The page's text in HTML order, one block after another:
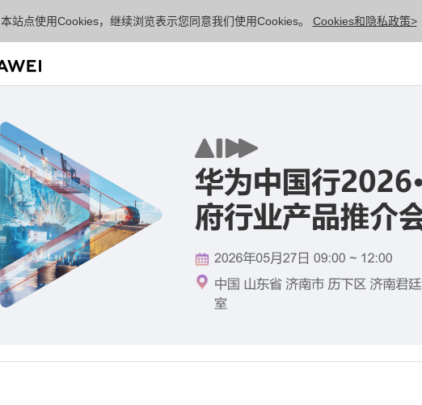
本站点使用Cookies，继续浏览表示您同意我们使用Cookies。 Cookies和隐私政策>